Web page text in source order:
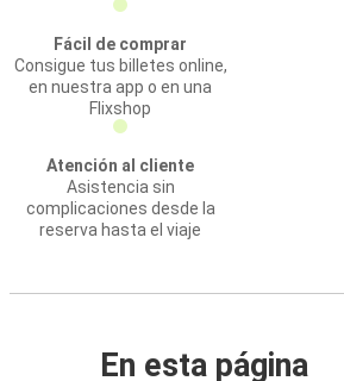
Fácil de comprar
Consigue tus billetes online,
en nuestra app o en una
Flixshop
Atención al cliente
Asistencia sin
complicaciones desde la
reserva hasta el viaje
En esta página